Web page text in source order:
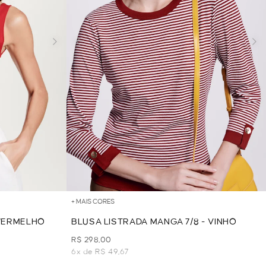
+ MAIS CORES
BLUSA LISTRADA MANGA 7/8 - VINHO
R$ 298,00
6x de R$ 49,67